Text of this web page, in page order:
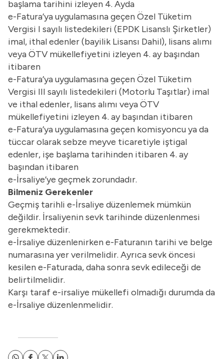
başlama tarihini izleyen 4. Ayda
e-Fatura’ya uygulamasına geçen Özel Tüketim
Vergisi I sayılı listedekileri (EPDK Lisanslı Şirketler)
imal, ithal edenler (bayilik Lisansı Dahil), lisans alımı
veya ÖTV mükellefiyetini izleyen 4. ay başından
itibaren
e-Fatura’ya uygulamasına geçen Özel Tüketim
Vergisi III sayılı listedekileri (Motorlu Taşıtlar) imal
ve ithal edenler, lisans alımı veya ÖTV
mükellefiyetini izleyen 4. ay başından itibaren
e-Fatura’ya uygulamasına geçen komisyoncu ya da
tüccar olarak sebze meyve ticaretiyle iştigal
edenler, işe başlama tarihinden itibaren 4. ay
başından itibaren
e-İrsaliye’ye geçmek zorundadır.
Bilmeniz Gerekenler
Geçmiş tarihli e-İrsaliye düzenlemek mümkün
değildir. İrsaliyenin sevk tarihinde düzenlenmesi
gerekmektedir.
e-İrsaliye düzenlenirken e-Faturanın tarihi ve belge
numarasına yer verilmelidir. Ayrıca sevk öncesi
kesilen e-Faturada, daha sonra sevk edileceği de
belirtilmelidir.
Karşı taraf e-irsaliye mükellefi olmadığı durumda da
e-İrsaliye düzenlenmelidir.